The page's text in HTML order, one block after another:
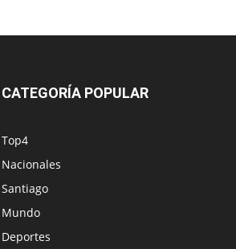
CATEGORÍA POPULAR
Top4
Nacionales
Santiago
Mundo
Deportes